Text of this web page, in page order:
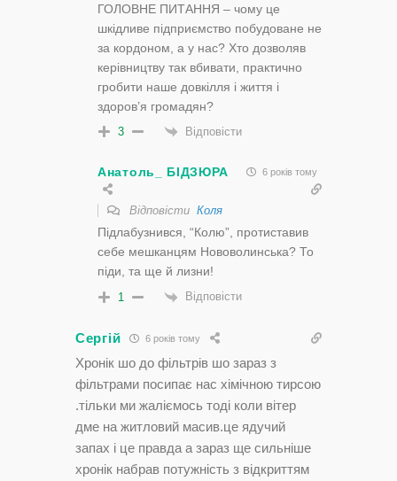
ГОЛОВНЕ ПИТАННЯ – чому це
шкідливе підприємство побудоване не
за кордоном, а у нас? Хто дозволяв
керівництву так вбивати, практично
гробити наше довкілля і життя і
здоров’я громадян?
3 Відповісти
Анатоль_ БІДЗЮРА 6 років тому
Відповісти Коля
Підлабузнився, “Колю”, протиставив
себе мешканцям Нововолинська? То
піди, та ще й лизни!
1 Відповісти
Сергій 6 років тому
Хронік шо до фільтрів шо зараз з
фільтрами посипає нас хімічною тирсою
.тільки ми жаліємось тоді коли вітер
дме на житловий масив.це ядучий
запах і це правда а зараз ще сильніше
хронік набрав потужність з відкриттям